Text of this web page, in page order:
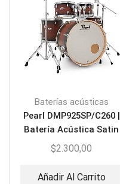
Baterías acústicas
Pearl DMP925SP/C260 |
Batería Acústica Satin
Brown Burst
$2.300,00
Añadir Al Carrito